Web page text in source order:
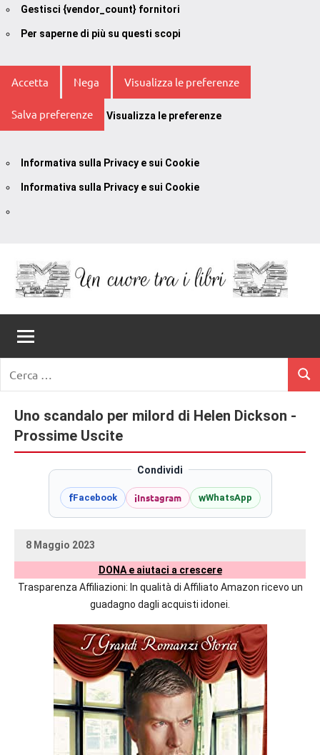
Gestisci {vendor_count} fornitori
Per saperne di più su questi scopi
Accetta Nega Visualizza le preferenze
Salva preferenze Visualizza le preferenze
Informativa sulla Privacy e sui Cookie
Informativa sulla Privacy e sui Cookie
contenuto
Un
Cuore
Tra
I
Libri
romanzi
romance
e
non
solo.
Recensioni,
delle
autrici
straniere.
per:
Uno scandalo per milord di Helen Dickson -
Prossime Uscite
Condividi
fFacebook iInstagram wWhatsApp
8 Maggio 2023
uctil_user
Nessun
DONA e aiutaci a crescere
Trasparenza Affiliazioni: In qualità di Affiliato Amazon ricevo un
guadagno dagli acquisti idonei.